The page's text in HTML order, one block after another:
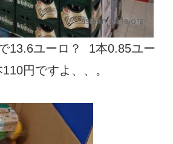
13.6ユーロ？ 1本0.85ユー
円ですよ、、。